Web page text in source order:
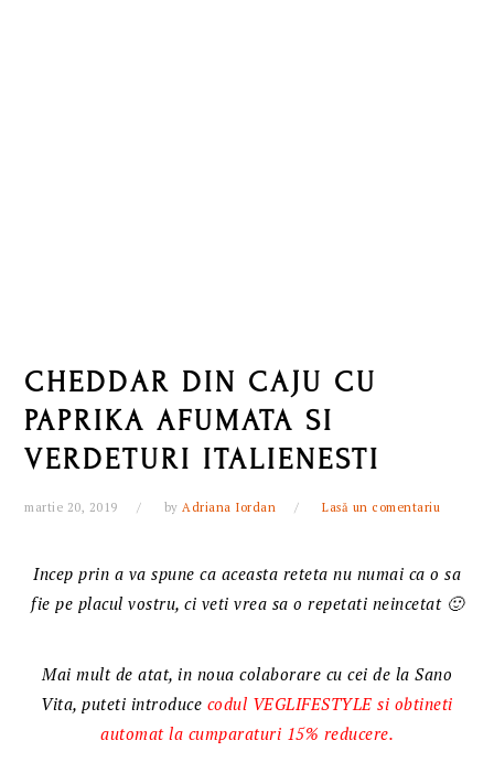
CHEDDAR DIN CAJU CU
PAPRIKA AFUMATA SI
VERDETURI ITALIENESTI
martie 20, 2019 byAdriana Iordan Lasă un comentariu
Incep prin a va spune ca aceasta reteta nu numai ca o sa
fie pe placul vostru, ci veti vrea sa o repetati neincetat 🙂
Mai mult de atat, in noua colaborare cu cei de la Sano
Vita, puteti introduce codul VEGLIFESTYLE si obtineti
automat la cumparaturi 15% reducere.